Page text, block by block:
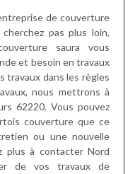
de couverture
pas plus loin,
saura vous
et besoin en travaux
travaux dans les règles
nous mettrons à
62220. Vous pouvez
couverture que ce
ou une nouvelle
plus à contacter Nord
de vos travaux de